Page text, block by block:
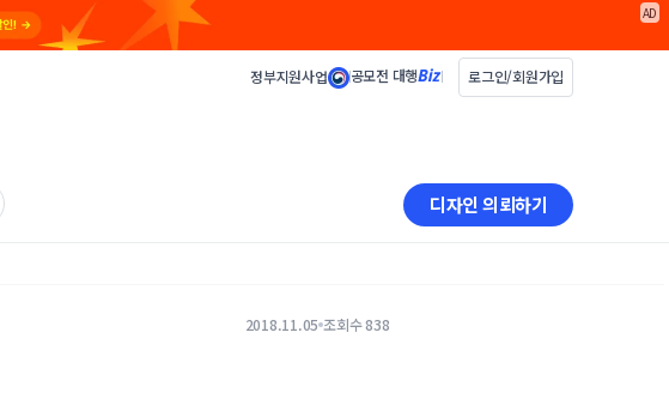
AD
정부지원사업 공모전 대행 로그인/회원가입
디자인 의뢰하기
2018.11.05 조회수 838